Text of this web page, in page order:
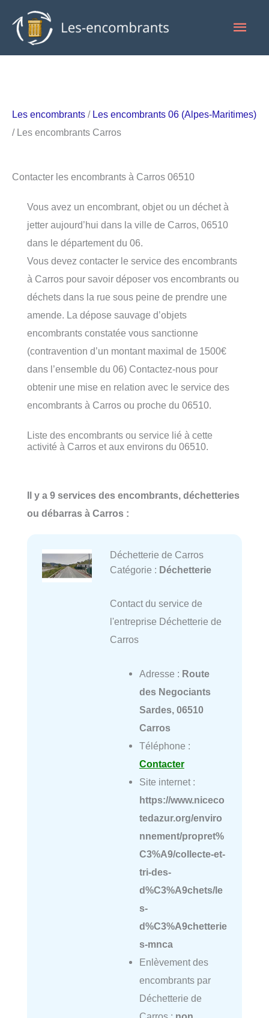
contenu
Les encombrants / Les encombrants 06 (Alpes-Maritimes)
/ Les encombrants Carros
Contacter les encombrants à Carros 06510
Vous avez un encombrant, objet ou un déchet à
jetter aujourd’hui dans la ville de Carros, 06510
dans le département du 06.
Vous devez contacter le service des encombrants
à Carros pour savoir déposer vos encombrants ou
déchets dans la rue sous peine de prendre une
amende. La dépose sauvage d’objets
encombrants constatée vous sanctionne
(contravention d’un montant maximal de 1500€
dans l’ensemble du 06) Contactez-nous pour
obtenir une mise en relation avec le service des
encombrants à Carros ou proche du 06510.
Liste des encombrants ou service lié à cette
activité à Carros et aux environs du 06510.
Il y a 9 services des encombrants, déchetteries
ou débarras à Carros :
Déchetterie de Carros
Catégorie : Déchetterie
Contact du service de
l'entreprise Déchetterie de
Carros
Adresse : Route
des Negociants
Sardes, 06510
Carros
Téléphone :
Contacter
Site internet :
https://www.niceco
tedazur.org/enviro
nnement/propret%
C3%A9/collecte-et-
tri-des-
d%C3%A9chets/le
s-
d%C3%A9chetterie
s-mnca
Enlèvement des
encombrants par
Déchetterie de